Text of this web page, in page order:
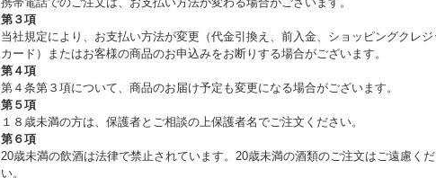
第３項
当社規定により、お支払い方法が変更（代金引換え、前入金、ショッピングクレジ
カード）またはお客様の商品のお申込みをお断りする場合がございます。
第４項
第４条第３項について、商品のお届け予定も変更になる場合がございます。
第５項
１８歳未満の方は、保護者とご相談の上保護者名でご注文ください。
第６項
20歳未満の飲酒は法律で禁止されています。20歳未満の酒類のご注文はご遠慮くだ
い。